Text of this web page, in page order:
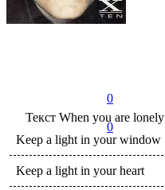
0
0
Текст When you are lonely
Keep a light in your window
Keep a light in your heart